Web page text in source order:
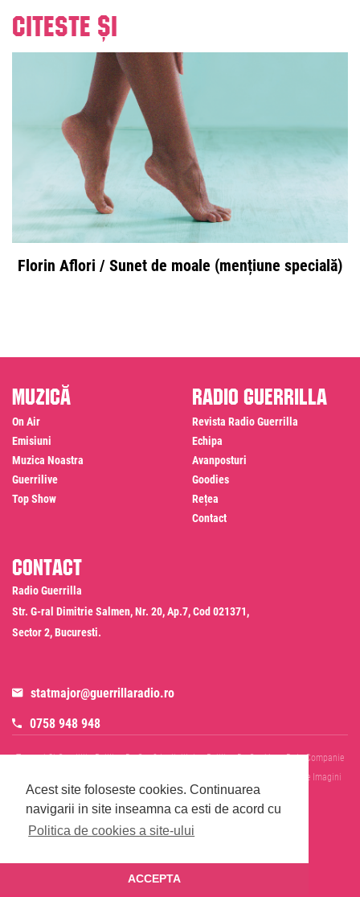
Acest site foloseste cookies. Continuarea
navigarii in site inseamna ca esti de acord cu
Politica de cookies a site-ului
ACCEPTA
Citeste și
Florin Aflori / Sunet de moale (mențiune specială)
Muzică
On Air
Emisiuni
Muzica Noastra
Guerrilive
Top Show
Radio Guerrilla
Revista Radio Guerrilla
Echipa
Avanposturi
Goodies
Rețea
Contact
Contact
Radio Guerrilla
Str. G-ral Dimitrie Salmen, Nr. 20, Ap.7, Cod 021371,
Sector 2, Bucuresti.
statmajor@guerrillaradio.ro
0758 948 948
Termeni Si Conditii Politica De Confidentialitate Politica De Cookies
Date Companie
Informare Prelucrare Imagini
Evenimente
Cod Deontologic